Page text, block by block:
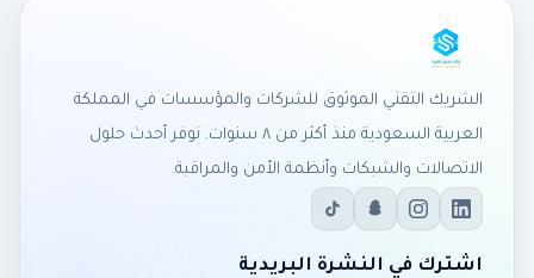
الشريك التقني الموثوق للشركات والمؤسسات في المملكة
العربية السعودية منذ أكثر من ٨ سنوات. نوفر أحدث حلول
الاتصالات والشبكات وأنظمة الأمن والمراقبة.
اشترك في النشرة البريدية